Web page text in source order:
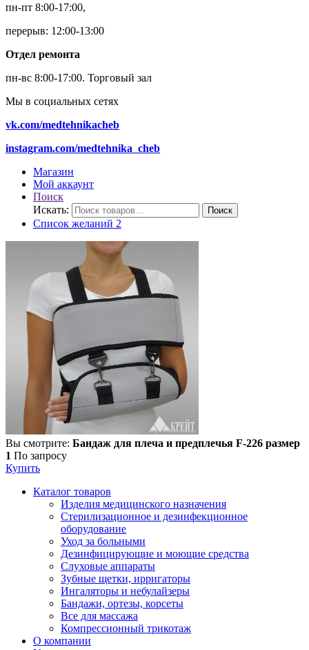
пн-пт 8:00-17:00,
перерыв: 12:00-13:00
Отдел ремонта
пн-вс 8:00-17:00. Торговый зал
Мы в социальных сетях
vk.com/medtehnikacheb
instagram.com/medtehnika_cheb
Магазин
Мой аккаунт
Поиск
Искать:
Поиск
Список желаний 2
Вы смотрите: Бандаж для плеча и предплечья F-226 размер
1 По запросу
Купить
Каталог товаров
Изделия медицинского назначения
Стерилизационное и дезинфекционное
оборудование
Уход за больными
Дезинфицирующие и моющие средства
Слуховые аппараты
Зубные щетки, ирригаторы
Ингаляторы и небулайзеры
Бандажи, ортезы, корсеты
Все для массажа
Компрессионный трикотаж
О компании